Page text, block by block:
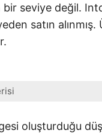
bir seviye değil.
satın
oluşturduğu